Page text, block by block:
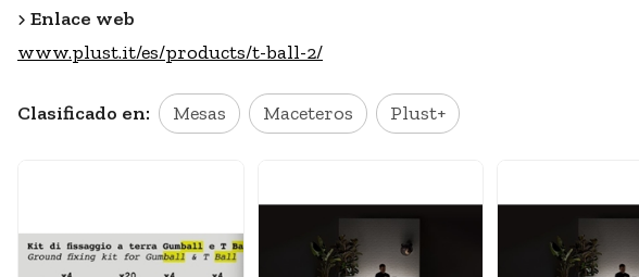
Enlace web
www.plust.it/es/products/t-ball-2/
Clasificado en: Mesas Maceteros Plust+